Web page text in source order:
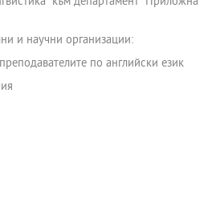
и научни организации:
по английски език